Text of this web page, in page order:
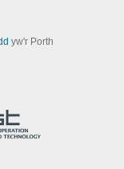
yw'r Porth